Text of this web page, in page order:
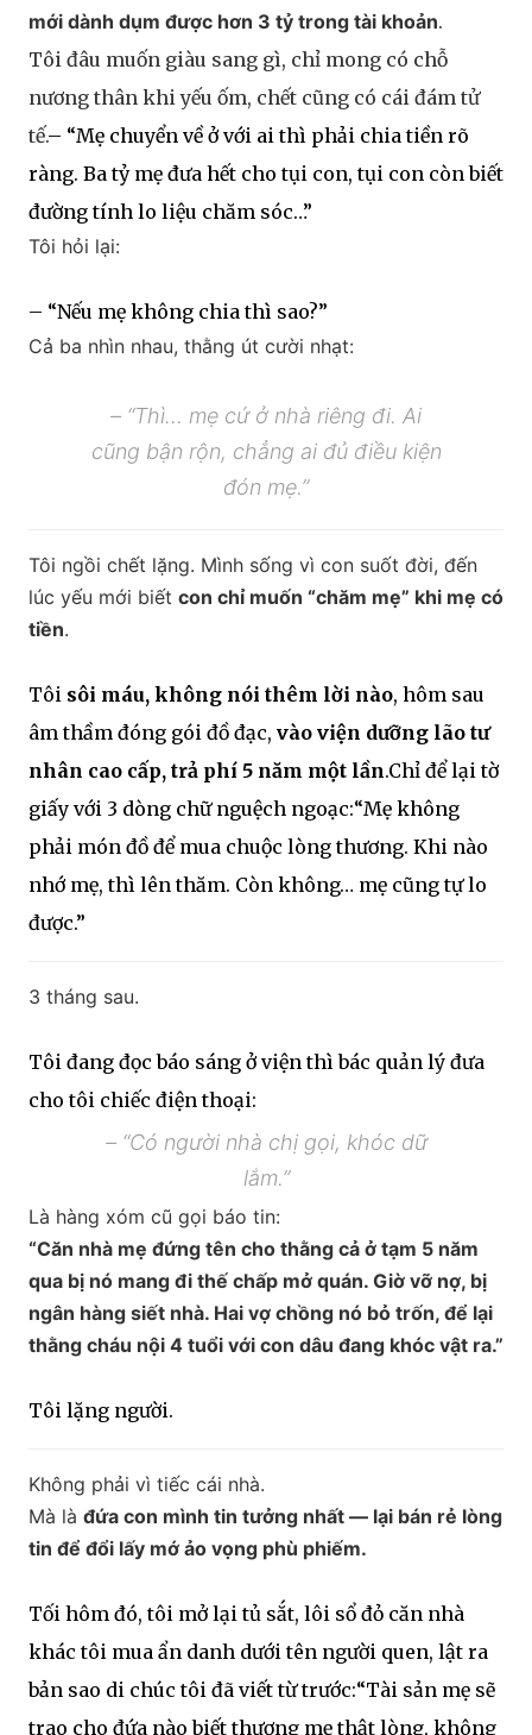
mới dành dụm được hơn 3 tỷ trong tài khoản.
Tôi đâu muốn giàu sang gì, chỉ mong có chỗ
nương thân khi yếu ốm, chết cũng có cái đám tử
tế.– “Mẹ chuyển về ở với ai thì phải chia tiền rõ
ràng. Ba tỷ mẹ đưa hết cho tụi con, tụi con còn biết
đường tính lo liệu chăm sóc…”
Tôi hỏi lại:
– “Nếu mẹ không chia thì sao?”
Cả ba nhìn nhau, thằng út cười nhạt:
– “Thì… mẹ cứ ở nhà riêng đi. Ai
cũng bận rộn, chẳng ai đủ điều kiện
đón mẹ.”
Tôi ngồi chết lặng. Mình sống vì con suốt đời, đến
lúc yếu mới biết con chỉ muốn “chăm mẹ” khi mẹ có
tiền.
Tôi sôi máu, không nói thêm lời nào, hôm sau
âm thầm đóng gói đồ đạc, vào viện dưỡng lão tư
nhân cao cấp, trả phí 5 năm một lần.Chỉ để lại tờ
giấy với 3 dòng chữ nguệch ngoạc:“Mẹ không
phải món đồ để mua chuộc lòng thương. Khi nào
nhớ mẹ, thì lên thăm. Còn không… mẹ cũng tự lo
được.”
3 tháng sau.
Tôi đang đọc báo sáng ở viện thì bác quản lý đưa
cho tôi chiếc điện thoại:
– “Có người nhà chị gọi, khóc dữ
lắm.”
Là hàng xóm cũ gọi báo tin:
“Căn nhà mẹ đứng tên cho thằng cả ở tạm 5 năm
qua bị nó mang đi thế chấp mở quán. Giờ vỡ nợ, bị
ngân hàng siết nhà. Hai vợ chồng nó bỏ trốn, để lại
thằng cháu nội 4 tuổi với con dâu đang khóc vật ra.”
Tôi lặng người.
Không phải vì tiếc cái nhà.
Mà là đứa con mình tin tưởng nhất — lại bán rẻ lòng
tin để đổi lấy mớ ảo vọng phù phiếm.
Tối hôm đó, tôi mở lại tủ sắt, lôi sổ đỏ căn nhà
khác tôi mua ẩn danh dưới tên người quen, lật ra
bản sao di chúc tôi đã viết từ trước:“Tài sản mẹ sẽ
trao cho đứa nào biết thương mẹ thật lòng, không